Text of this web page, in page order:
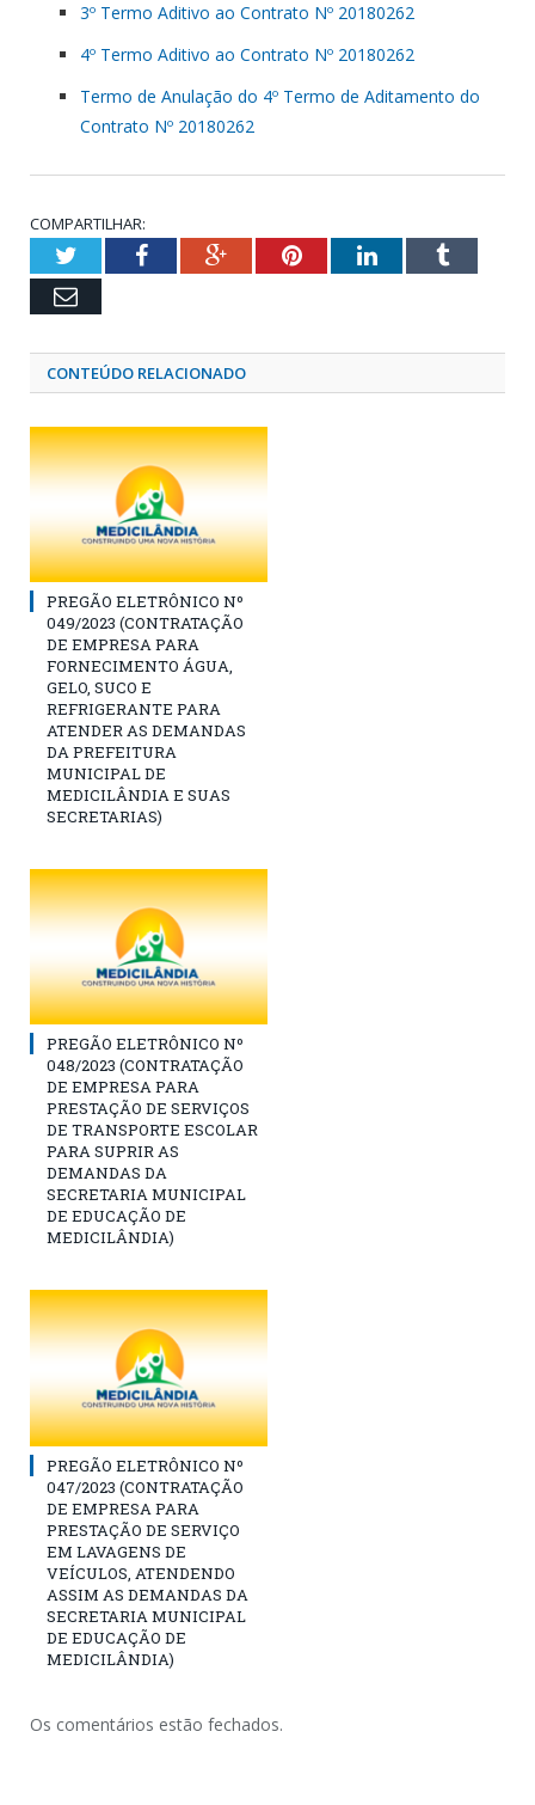
3º Termo Aditivo ao Contrato Nº 20180262
4º Termo Aditivo ao Contrato Nº 20180262
Termo de Anulação do 4º Termo de Aditamento do
Contrato Nº 20180262
COMPARTILHAR:
TwitterFacebookGoogle+PinterestLinkedInTumblr
Email
CONTEÚDO RELACIONADO
PREGÃO ELETRÔNICO Nº
049/2023 (CONTRATAÇÃO
DE EMPRESA PARA
FORNECIMENTO ÁGUA,
GELO, SUCO E
REFRIGERANTE PARA
ATENDER AS DEMANDAS
DA PREFEITURA
MUNICIPAL DE
MEDICILÂNDIA E SUAS
SECRETARIAS)
PREGÃO ELETRÔNICO Nº
048/2023 (CONTRATAÇÃO
DE EMPRESA PARA
PRESTAÇÃO DE SERVIÇOS
DE TRANSPORTE ESCOLAR
PARA SUPRIR AS
DEMANDAS DA
SECRETARIA MUNICIPAL
DE EDUCAÇÃO DE
MEDICILÂNDIA)
PREGÃO ELETRÔNICO Nº
047/2023 (CONTRATAÇÃO
DE EMPRESA PARA
PRESTAÇÃO DE SERVIÇO
EM LAVAGENS DE
VEÍCULOS, ATENDENDO
ASSIM AS DEMANDAS DA
SECRETARIA MUNICIPAL
DE EDUCAÇÃO DE
MEDICILÂNDIA)
Os comentários estão fechados.